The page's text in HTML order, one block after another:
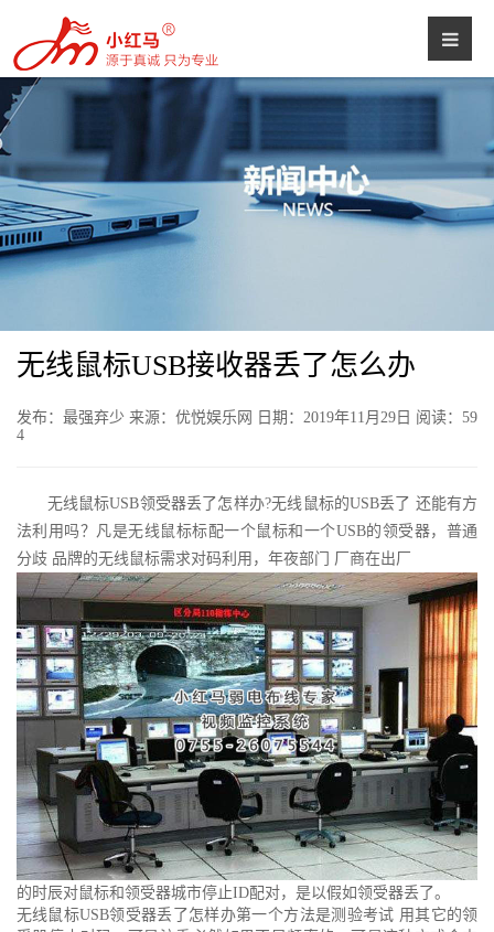
无线鼠标USB接收器丢了怎么办
发布：最强弃少 来源：优悦娱乐网 日期：2019年11月29日 阅读：59
4
无线鼠标USB领受器丢了怎样办?无线鼠标的USB丢了 还能有方
法利用吗？凡是无线鼠标标配一个鼠标和一个USB的领受器，普通
分歧 品牌的无线鼠标需求对码利用，年夜部门 厂商在出厂
的时辰对鼠标和领受器城市停止ID配对，是以假如领受器丢了。
无线鼠标USB领受器丢了怎样办第一个方法是测验考试 用其它的领